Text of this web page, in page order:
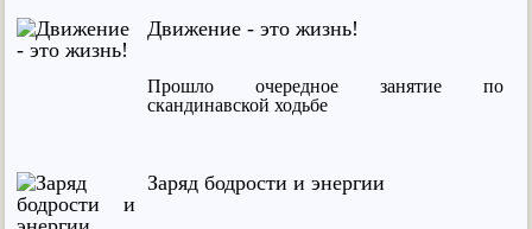
Движение - это жизнь!
Прошло очередное занятие по
скандинавской ходьбе
Заряд бодрости и энергии